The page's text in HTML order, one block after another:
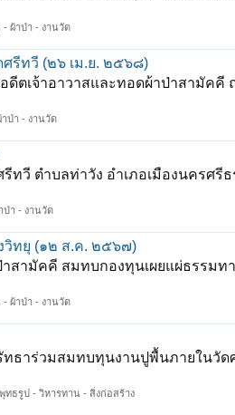
- ผ้าป่า - งานวัด
รีทวี (๒๖ เม.ย. ๒๕๖๘)
ตเจ้าอาวาสและทอดผ้าป่าสามัคคี
ป่า - งานวัด
ทวี ตำบลท่าวัง อำเภอเมืองนครศ
ป่า - งานวัด
วิทยุ (๑๒ ส.ค. ๒๕๖๗)
ามัคคี สมทบกองทุนเผยแผ่ธรรมท
- ผ้าป่า - งานวัด
ธาร่วมสมทบทุนงานปูพื้นภายในวัด
ทธรูป - วิหารทาน - สิ่งก่อสร้าง